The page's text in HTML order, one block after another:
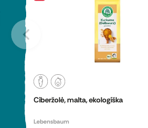
Ciberžolė, malta, ekologiška
Lebensbaum